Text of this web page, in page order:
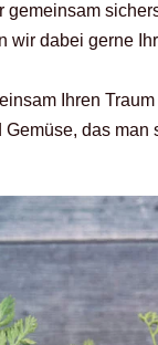
wir dabei gerne
Ihren
Gemüse, das man